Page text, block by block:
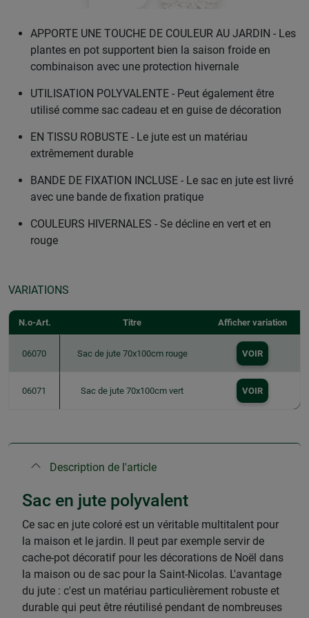
APPORTE UNE TOUCHE DE COULEUR AU JARDIN - Les
plantes en pot supportent bien la saison froide en
combinaison avec une protection hivernale
UTILISATION POLYVALENTE - Peut également être
utilisé comme sac cadeau et en guise de décoration
EN TISSU ROBUSTE - Le jute est un matériau
extrêmement durable
BANDE DE FIXATION INCLUSE - Le sac en jute est livré
avec une bande de fixation pratique
COULEURS HIVERNALES - Se décline en vert et en
rouge
VARIATIONS
N.o-Art. Titre Afficher variation
06070 Sac de jute 70x100cm rouge VOIR
06071 Sac de jute 70x100cm vert VOIR
Description de l'article
Sac en jute polyvalent
Ce sac en jute coloré est un véritable multitalent pour
la maison et le jardin. Il peut par exemple servir de
cache-pot décoratif pour les décorations de Noël dans
la maison ou de sac pour la Saint-Nicolas. L'avantage
du jute : c'est un matériau particulièrement robuste et
durable qui peut être réutilisé pendant de nombreuses